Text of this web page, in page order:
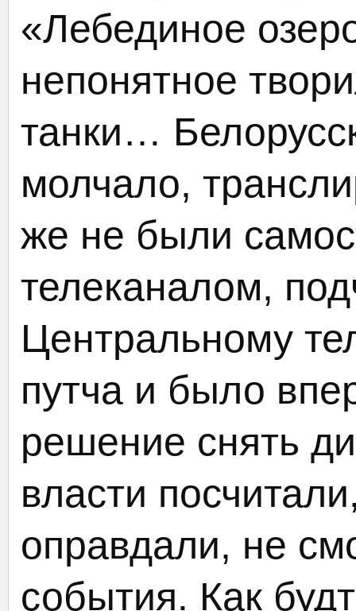
«Лебединое
непонятное
танки…
молчало,
же не были
телеканалом,
Центральному
путча и было
решение снять
власти
оправдали, не
события. Как